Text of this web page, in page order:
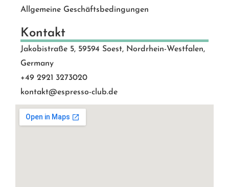
Allgemeine Geschäftsbedingungen
Kontakt
Jakobistraße 5, 59594 Soest, Nordrhein-Westfalen,
Germany
+49 2921 3273020
kontakt@espresso-club.de